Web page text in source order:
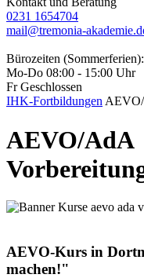
0231 1654704
mail@tremonia-
Bürozeiten (Sommerferien):
Mo-Do 08:00 - 15:00 Uhr
Fr Geschlossen
IHK-Fortbildungen AEVO/
AEVO/AdA
AEVO-Kurs in
machen!"